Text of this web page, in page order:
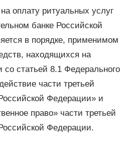
оплату ритуальных услуг
банке Российской
в порядке, применимом
находящихся на
со статьей 8.1 Федерального
части третьей
Федерации» и
право» части третьей
Федерации.